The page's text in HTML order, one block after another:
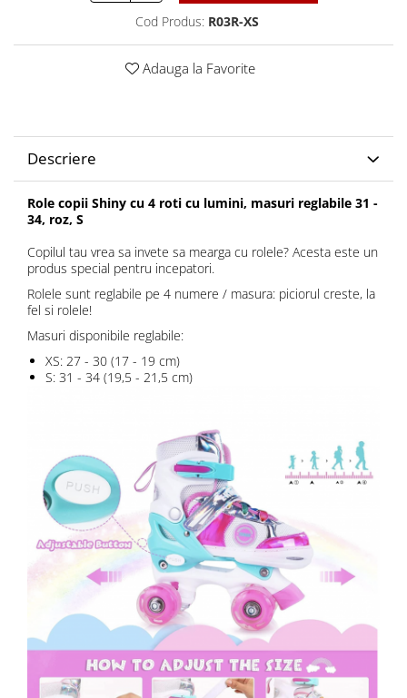
Cod Produs: R03R-XS
Adauga la Favorite
Descriere
Role copii Shiny cu 4 roti cu lumini, masuri reglabile 31 -
34, roz, S
Copilul tau vrea sa invete sa mearga cu rolele? Acesta este un
produs special pentru incepatori.
Rolele sunt reglabile pe 4 numere / masura: piciorul creste, la
fel si rolele!
Masuri disponibile reglabile:
XS: 27 - 30 (17 - 19 cm)
S: 31 - 34 (19,5 - 21,5 cm)